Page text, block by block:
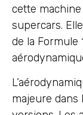
cette
supercars.
de la Formule
majeure dans